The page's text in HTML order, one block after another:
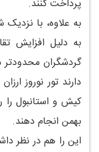
پرداخت کنند.
به علاوه، با
به دلیل افزایش
گردشگران
دارند تور نوروز
کیش و استانبول را
بهمن انجام دهند.
این را هم در نظر